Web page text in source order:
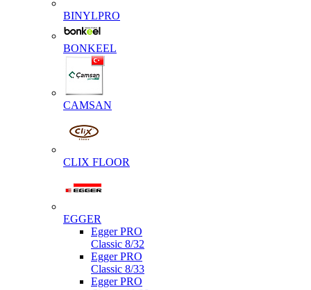
BINYLPRO
BONKEEL
CAMSAN
CLIX FLOOR
EGGER
Egger PRO
Classic 8/32
Egger PRO
Classic 8/33
Egger PRO